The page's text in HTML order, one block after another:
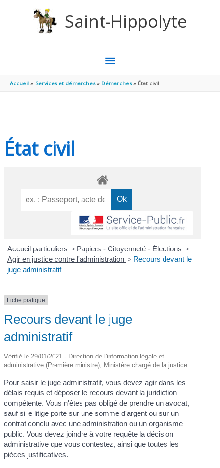
Saint-Hippolyte
MENU
PRINCIPAL
Accueil Services et démarches Démarches État civil
État civil
Accueil particuliers > Papiers - Citoyenneté - Élections >
Agir en justice contre l'administration > Recours devant le
juge administratif
Fiche pratique
Recours devant le juge
administratif
Vérifié le 29/01/2021 - Direction de l'information légale et
administrative (Première ministre), Ministère chargé de la justice
Pour saisir le juge administratif, vous devez agir dans les
délais requis et déposer le recours devant la juridiction
compétente. Vous n'êtes pas obligé de prendre un avocat,
sauf si le litige porte sur une somme d'argent ou sur un
contrat conclu avec une administration ou un organisme
public. Vous devez joindre à votre requête la décision
administrative que vous contestez, ainsi que toutes les
pièces justificatives.